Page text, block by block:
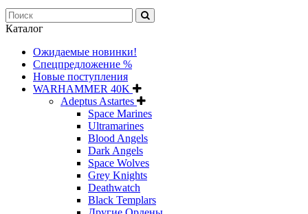
Каталог
Ожидаемые новинки!
Спецпредложение %
Новые поступления
WARHAMMER 40K
Adeptus Astartes
Space Marines
Ultramarines
Blood Angels
Dark Angels
Space Wolves
Grey Knights
Deathwatch
Black Templars